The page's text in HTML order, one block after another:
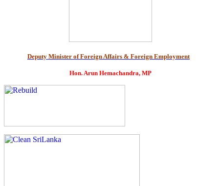
Deputy Minister of Foreign Affairs & Foreign Employment
Hon. Arun Hemachandra, MP